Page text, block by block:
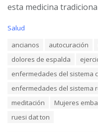
esta medicina
C
Salud
ancianos autocuración
dolores de espalda
enfermedades del sistema
enfermedades del sistema
meditación
Mujeres
ruesi dat ton